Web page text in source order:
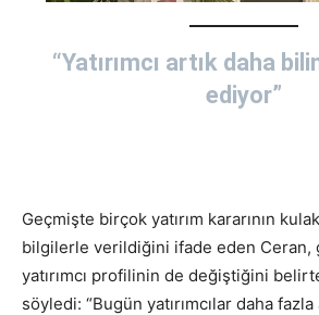
“Yatırımcı artık daha
ediyor”
Geçmişte birçok yatırım kararının
bilgilerle verildiğini ifade eden Ceran,
yatırımcı profilinin de değiştiğini
söyledi: “Bugün yatırımcılar daha fazla